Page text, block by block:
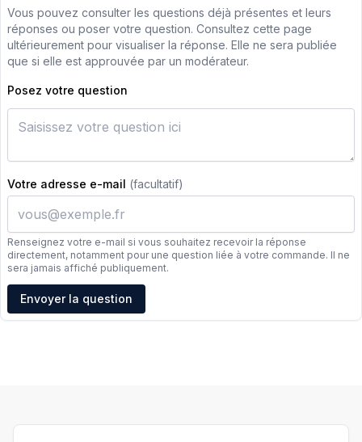
Vous pouvez consulter les questions déjà présentes et leurs
réponses ou poser votre question. Consultez cette page
ultérieurement pour visualiser la réponse. Elle ne sera publiée
que si elle est approuvée par un modérateur.
Posez votre question
Votre adresse e-mail (facultatif)
Renseignez votre e-mail si vous souhaitez recevoir la réponse
directement, notamment pour une question liée à votre commande. Il ne
sera jamais affiché publiquement.
Adresse e-mail
Envoyer la question